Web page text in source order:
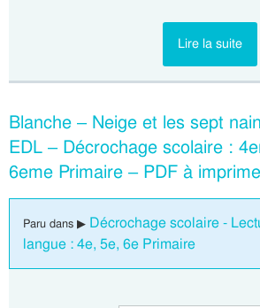
Lire la suite
Blanche – Neige et les sept
EDL – Décrochage scolaire :
6eme Primaire – PDF à
Paru dans ▶ Décrochage scolaire -
langue : 4e, 5e, 6e Primaire